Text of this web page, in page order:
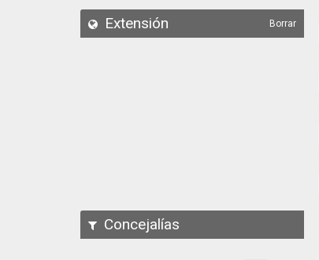
Extensión Borrar
Concejalías